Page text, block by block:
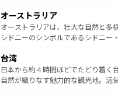
部のニューオーリンズでは、音楽と
文化が魅力。旅行者はアメリカの各
しみながら、その多様性と豊かな歴
ならではの贅沢な旅のスタイルだ。 なお、新着のアメリカ
情報はコンテンツ一覧を参照してほ
ワイ島は見逃せない。また、定番の
島だが、静かな自然を求めるならマ
おすすめ。エメラルドグリーンに輝
れるおもてなしの心で訪れる人々を
人々、おいしいローカルフードやハ
ク、伝統的なフラダンスなど、すべ
オーストラリア
オーストラリアは、壮大な自然と多
シドニーのシンボルであるシドニー
リアリーフや大陸中央部にそびえる
ク）、タスマニアの美しい原生林や
ど、見どころがたくさん。また、カ
台湾
日本から約４時間ほどでたどり着く
自然が織りなす魅力的な観光地。活